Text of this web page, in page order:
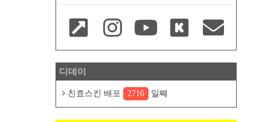
디데이
친효스킨 배포 2716 일째